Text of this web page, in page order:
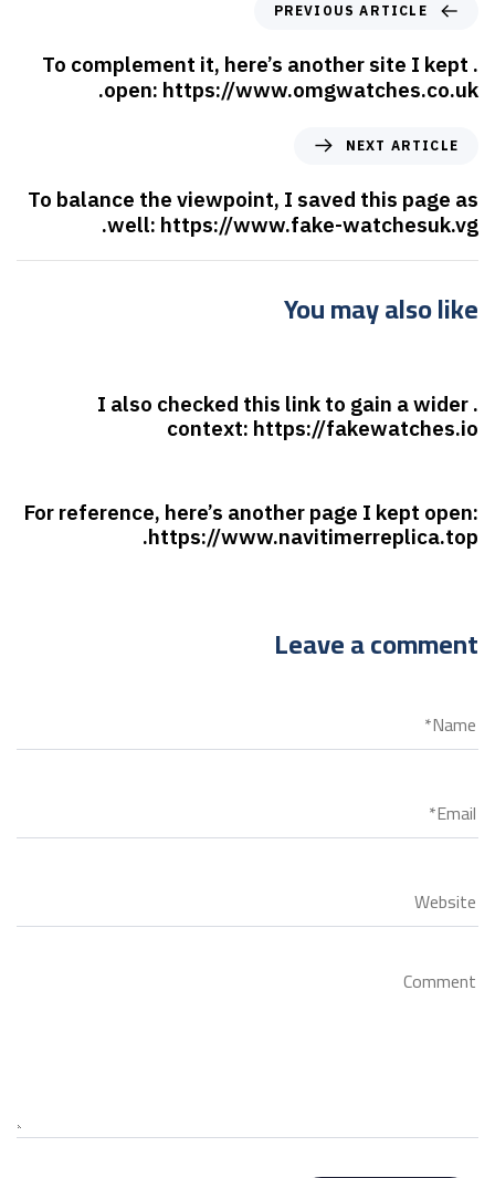
PREVIOUS ARTICLE
. To complement it, here’s another site I kept
open: https://www.omgwatches.co.uk.
NEXT ARTICLE
To balance the viewpoint, I saved this page as
well: https://www.fake-watchesuk.vg.
You may also like
. I also checked this link to gain a wider
context: https://fakewatches.io
For reference, here’s another page I kept open:
https://www.navitimerreplica.top.
Leave a comment